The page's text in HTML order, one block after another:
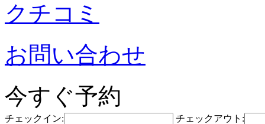
クチコミ
お問い合わせ
今すぐ予約
チェックイン: チェックアウト: